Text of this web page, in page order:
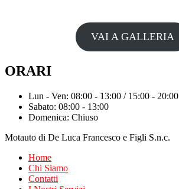
VAI A GALLERIA
ORARI
Lun - Ven: 08:00 - 13:00 / 15:00 - 20:00
Sabato: 08:00 - 13:00
Domenica: Chiuso
Motauto di De Luca Francesco e Figli S.n.c.
Home
Chi Siamo
Contatti